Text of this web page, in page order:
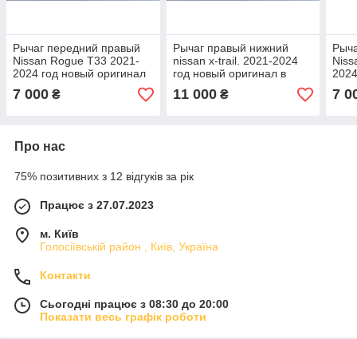
Рычаг передний правый
Nissan Rogue T33 2021-
2024 год новый оригинал
в наличии
7 000 ₴
Рычаг правый нижний
nissan x-trail. 2021-2024
год новый оригинал в
наличии ( есть правые и
левые)
11 000₴
в
7
Про нас
75% позитивних з 12 відгуків за рік
Працює з 27.07.2023
м. Київ
Голосіївській район , Київ, Україна
Контакти
Сьогодні працює з 08:30 до 20:00
Показати весь графік роботи